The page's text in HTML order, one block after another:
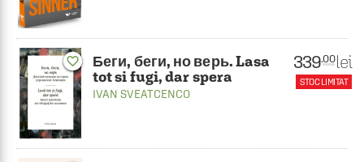
favorite_border
Беги, беги, но верь. Lasa
tot si fugi, dar spera
IVAN SVEATCENCO
339.00 lei
STOC LIMITAT